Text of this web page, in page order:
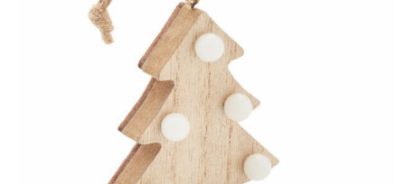
Zakelijke Tassen
Documententassen
Geboorte- & Kraamcadeau's
Wellness Giftsets